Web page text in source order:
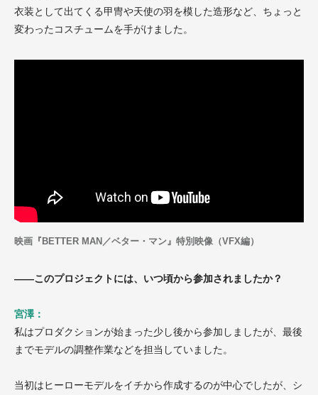
衣装として出てくる甲冑や天使の羽を模した造形など、ちょっと
変わったコスチュームを手がけました。
映画『BETTER MAN／ベター・マン』特別映像（VFX編）
——このプロジェクトには、いつ頃から参加されましたか？
宮澤：
私はプロダクションが始まった少し後から参加しましたが、最後
までモデルの調整作業などを担当していました。
当初はヒーローモデルをイチから作成するのが中心でしたが、シ